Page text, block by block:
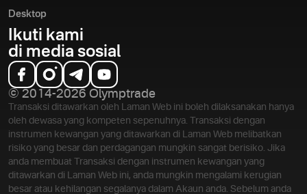
Desktop
Ikuti kami
di media sosial
© 2014-2026 Olymptrade
Transaksi ditawarkan oleh Laman Web ini boleh dilaksanakan hanya
oleh dewasa yang kompeten sepenuhnya. Transaksi dengan
instrumen kewangan yang ditawarkan di Laman Web melibatkan
risiko yang besar dan perdagangan mungkin sangat berisiko. Jika
anda membuat Transaksi dengan instrumen kewangan yang
ditawarkan di Laman Web ini, anda mungkin mengalami kerugian
besar atau kehilangan segalanya dalam Akaun anda. Sebelum anda